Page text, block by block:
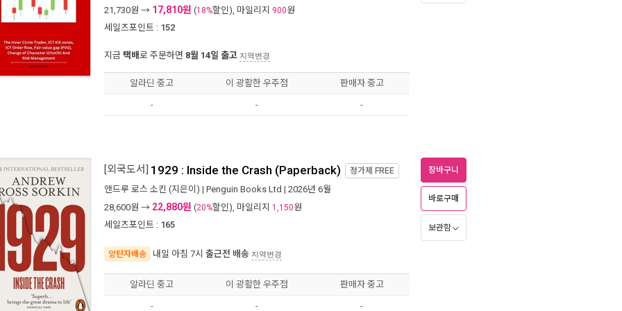
21,730원 → 17,810원 (18%할인), 마일리지 900원
세일즈포인트 : 152
지금 택배로 주문하면 8월 14일 출고 지역변경
알라딘 중고 이 광활한 우주점 판매자 중고
- - -
[외국도서] 1929 : Inside the Crash (Paperback) 정가제 FREE
앤드루 로스 소킨 (지은이) | Penguin Books Ltd | 2026년 6월
28,600원 → 22,880원 (20%할인), 마일리지 1,150원
세일즈포인트 : 165
양탄자배송 내일 아침 7시 출근전 배송 지역변경
장바구니
바로구매
보관함
알라딘 중고 이 광활한 우주점 판매자 중고
- - -